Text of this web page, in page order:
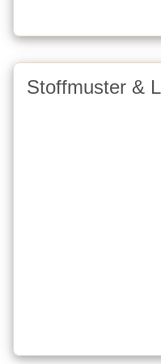
Stoffmuster &